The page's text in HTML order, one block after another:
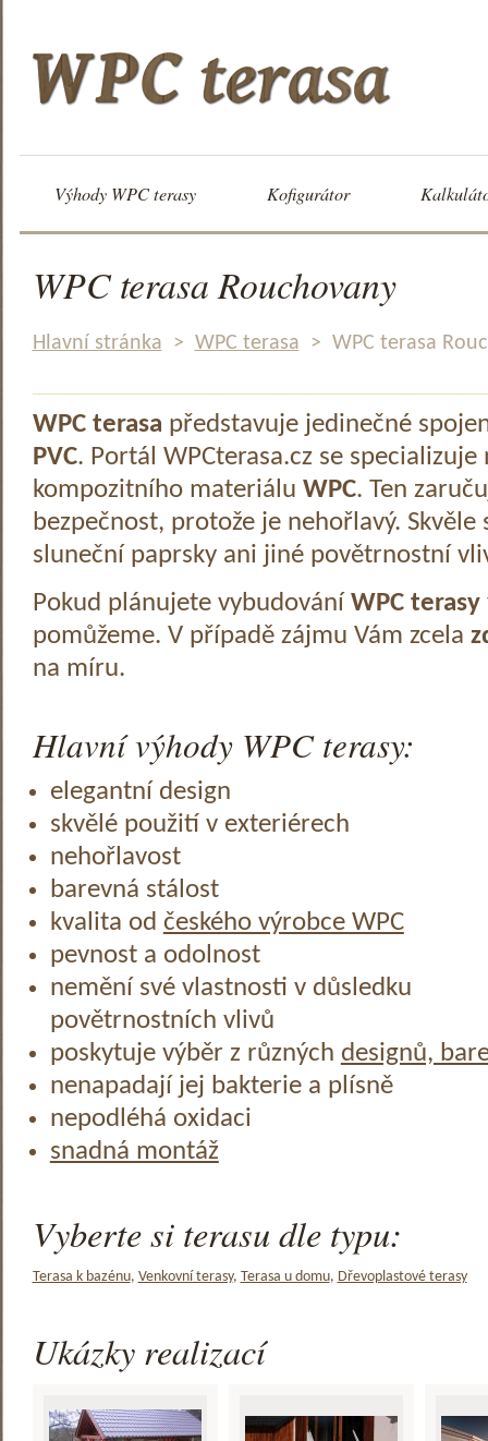
Výhody WPC terasy Kofigurátor
WPC terasa Rouchovany
Hlavní stránka > WPC terasa > WPC terasa
WPC terasa představuje jedinečné
PVC. Portál WPCterasa.cz se specializuje
kompozitního materiálu WPC. Ten
bezpečnost, protože je nehořlavý.
sluneční paprsky ani jiné povětrnostní
Pokud plánujete vybudování WPC terasy
pomůžeme. V případě zájmu Vám zcela
na míru.
Hlavní výhody WPC terasy:
elegantní design
skvělé použití v exteriérech
nehořlavost
barevná stálost
kvalita od českého výrobce WPC
pevnost a odolnost
nemění své vlastnosti v důsledku
povětrnostních vlivů
poskytuje výběr z různých designů,
nenapadají jej bakterie a plísně
nepodléhá oxidaci
snadná montáž
Vyberte si terasu dle typu:
Terasa k bazénu, Venkovní terasy, Terasa u domu, Dřevoplastové terasy
Ukázky realizací